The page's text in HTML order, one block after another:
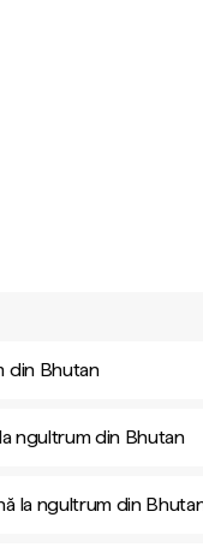
din Bhutan
ngultrum din Bhutan
la ngultrum din